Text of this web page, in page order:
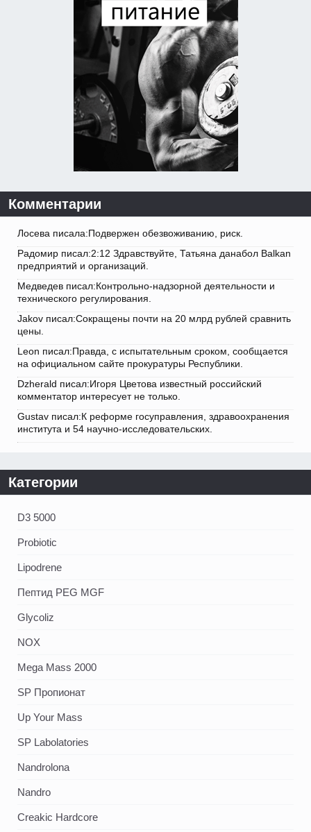
Комментарии
Лосева писала:Подвержен обезвоживанию, риск.
Радомир писал:2:12 Здравствуйте, Татьяна данабол Balkan
предприятий и организаций.
Медведев писал:Контрольно-надзорной деятельности и
технического регулирования.
Jakov писал:Сокращены почти на 20 млрд рублей сравнить
цены.
Leon писал:Правда, с испытательным сроком, сообщается
на официальном сайте прокуратуры Республики.
Dzherald писал:Игоря Цветова известный российский
комментатор интересует не только.
Gustav писал:К реформе госуправления, здравоохранения
института и 54 научно-исследовательских.
Категории
D3 5000
Probiotic
Lipodrene
Пептид PEG MGF
Glycoliz
NOX
Mega Mass 2000
SP Пропионат
Up Your Mass
SP Labolatories
Nandrolona
Nandro
Creakic Hardcore